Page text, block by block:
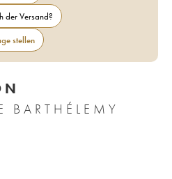
der Versand?
stellen
BARTHÉLEMY